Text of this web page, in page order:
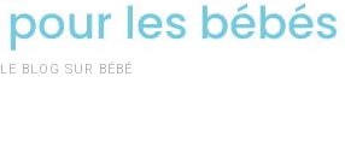
LE BLOG SUR BÉBÉ